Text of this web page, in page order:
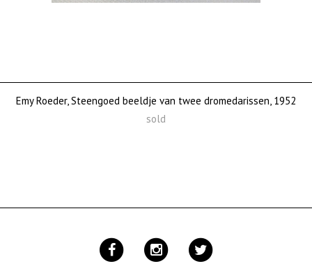
Emy Roeder, Steengoed beeldje van twee dromedarissen, 1952
sold